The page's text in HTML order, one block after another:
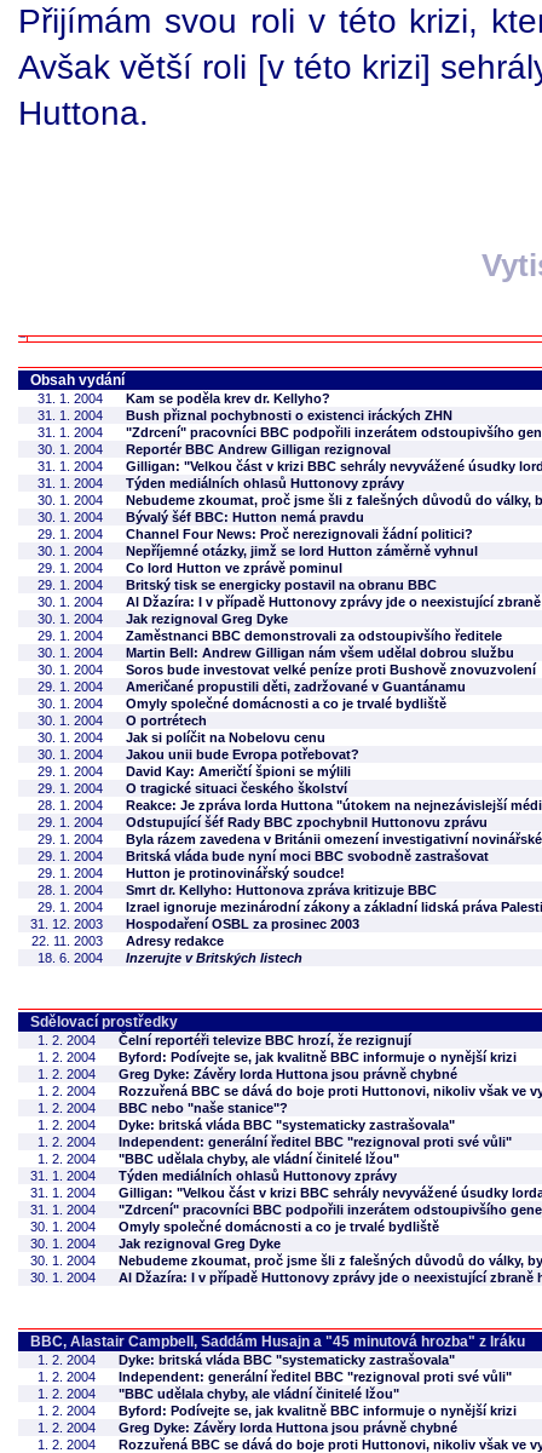
Přijímám svou roli v této krizi,
Avšak větší roli [v této krizi]
Huttona.
Obsah vydání
31. 1. 2004
Kam se poděla krev dr. Kellyho?
31. 1. 2004
Bush přiznal pochybnosti o existenci iráckých ZHN
31. 1. 2004
"Zdrcení" pracovníci BBC podpořili inzerátem odstoupivšího
30. 1. 2004
Reportér BBC Andrew Gilligan rezignoval
31. 1. 2004
Gilligan: "Velkou část v krizi BBC sehrály nevyvážené úsudky
31. 1. 2004
Týden mediálních ohlasů Huttonovy zprávy
30. 1. 2004
Nebudeme zkoumat, proč jsme šli z falešných důvodů do
30. 1. 2004
Bývalý šéf BBC: Hutton nemá pravdu
29. 1. 2004
Channel Four News: Proč nerezignovali žádní politici?
30. 1. 2004
Nepříjemné otázky, jimž se lord Hutton záměrně vyhnul
29. 1. 2004
Co lord Hutton ve zprávě pominul
29. 1. 2004
Britský tisk se energicky postavil na obranu BBC
30. 1. 2004
Al Džazíra: I v případě Huttonovy zprávy jde o neexistující
30. 1. 2004
Jak rezignoval Greg Dyke
29. 1. 2004
Zaměstnanci BBC demonstrovali za odstoupivšího ředitele
30. 1. 2004
Martin Bell: Andrew Gilligan nám všem udělal dobrou službu
30. 1. 2004
Soros bude investovat velké peníze proti Bushově znovuzvolení
29. 1. 2004
Američané propustili děti, zadržované v Guantánamu
30. 1. 2004
Omyly společné domácnosti a co je trvalé bydliště
30. 1. 2004
O portrétech
30. 1. 2004
Jak si políčit na Nobelovu cenu
30. 1. 2004
Jakou unii bude Evropa potřebovat?
29. 1. 2004
David Kay: Američtí špioni se mýlili
29. 1. 2004
O tragické situaci českého školství
28. 1. 2004
Reakce: Je zpráva lorda Huttona "útokem na nejnezávislejší
29. 1. 2004
Odstupující šéf Rady BBC zpochybnil Huttonovu zprávu
29. 1. 2004
Byla rázem zavedena v Británii omezení investigativní
29. 1. 2004
Britská vláda bude nyní moci BBC svobodně zastrašovat
29. 1. 2004
Hutton je protinovinářský soudce!
28. 1. 2004
Smrt dr. Kellyho: Huttonova zpráva kritizuje BBC
29. 1. 2004
Izrael ignoruje mezinárodní zákony a základní lidská práva
31. 12. 2003
Hospodaření OSBL za prosinec 2003
22. 11. 2003
Adresy redakce
18. 6. 2004
Inzerujte v Britských listech
Sdělovací prostředky
1. 2. 2004
Čelní reportéři televize BBC hrozí, že rezignují
1. 2. 2004
Byford: Podívejte se, jak kvalitně BBC informuje o nynější krizi
1. 2. 2004
Greg Dyke: Závěry lorda Huttona jsou právně chybné
1. 2. 2004
Rozzuřená BBC se dává do boje proti Huttonovi, nikoliv však ve
1. 2. 2004
BBC nebo "naše stanice"?
1. 2. 2004
Dyke: britská vláda BBC "systematicky zastrašovala"
1. 2. 2004
Independent: generální ředitel BBC "rezignoval proti své vůli"
1. 2. 2004
"BBC udělala chyby, ale vládní činitelé lžou"
31. 1. 2004
Týden mediálních ohlasů Huttonovy zprávy
31. 1. 2004
Gilligan: "Velkou část v krizi BBC sehrály nevyvážené úsudky
31. 1. 2004
"Zdrcení" pracovníci BBC podpořili inzerátem odstoupivšího
30. 1. 2004
Omyly společné domácnosti a co je trvalé bydliště
30. 1. 2004
Jak rezignoval Greg Dyke
30. 1. 2004
Nebudeme zkoumat, proč jsme šli z falešných důvodů do války,
30. 1. 2004
Al Džazíra: I v případě Huttonovy zprávy jde o neexistující zbraně
BBC, Alastair Campbell, Saddám Husajn a "45 minutová hrozba" z Iráku
1. 2. 2004
Dyke: britská vláda BBC "systematicky zastrašovala"
1. 2. 2004
Independent: generální ředitel BBC "rezignoval proti své vůli"
1. 2. 2004
"BBC udělala chyby, ale vládní činitelé lžou"
1. 2. 2004
Byford: Podívejte se, jak kvalitně BBC informuje o nynější krizi
1. 2. 2004
Greg Dyke: Závěry lorda Huttona jsou právně chybné
1. 2. 2004
Rozzuřená BBC se dává do boje proti Huttonovi, nikoliv však ve